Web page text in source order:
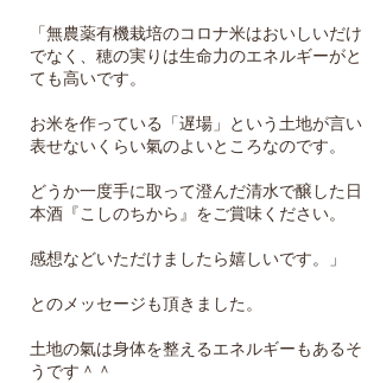
「無農薬有機栽培のコロナ米はおいしいだけ
でなく、穂の実りは生命力のエネルギーがと
ても高いです。
お米を作っている「遅場」という土地が言い
表せないくらい氣のよいところなのです。
どうか一度手に取って澄んだ清水で醸した日
本酒『こしのちから』をご賞味ください。
感想などいただけましたら嬉しいです。」
とのメッセージも頂きました。
土地の氣は身体を整えるエネルギーもあるそ
うです＾＾